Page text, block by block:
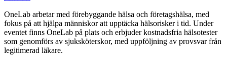
OneLab arbetar med förebyggande hälsa och företagshälsa, med
fokus på att hjälpa människor att upptäcka hälsorisker i tid. Under
eventet finns OneLab på plats och erbjuder kostnadsfria hälsotester
som genomförs av sjuksköterskor, med uppföljning av provsvar från
legitimerad läkare.